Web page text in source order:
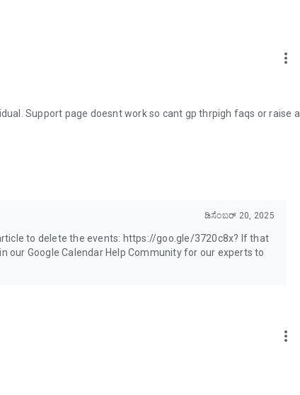
more_vert
Support page doesnt work so cant gp thrpigh faqs or raise a
ಡಿಸೆಂಬರ್ 20, 2025
to delete the events: https://goo.gle/3720c8x? If that
our Google Calendar Help Community for our experts to
more_vert